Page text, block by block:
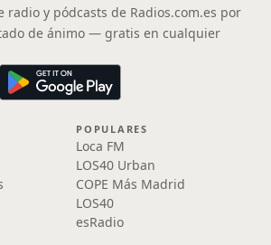
radio y pódcasts de Radios.com.es por
de ánimo — gratis en cualquier
POPULARES
Loca FM
LOS40 Urban
COPE Más Madrid
LOS40
esRadio